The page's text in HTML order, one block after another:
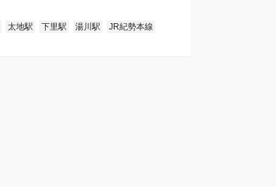
太地駅 下里駅 湯川駅
JR紀勢本線